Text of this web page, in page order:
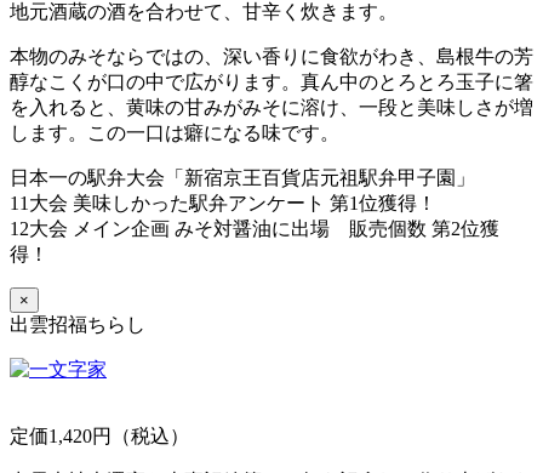
地元酒蔵の酒を合わせて、甘辛く炊きます。
本物のみそならではの、深い香りに食欲がわき、島根牛の芳
醇なこくが口の中で広がります。真ん中のとろとろ玉子に箸
を入れると、黄味の甘みがみそに溶け、一段と美味しさが増
します。この一口は癖になる味です。
日本一の駅弁大会「新宿京王百貨店元祖駅弁甲子園」
11大会 美味しかった駅弁アンケート 第1位獲得！
12大会 メイン企画 みそ対醤油に出場 販売個数 第2位獲
得！
×
出雲招福ちらし
定価1,420円（税込）